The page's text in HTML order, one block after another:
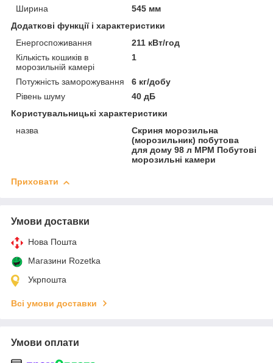
Ширина
545 мм
Додаткові функції і характеристики
Енергоспоживання
211 кВт/год
Кількість кошиків в
морозильній камері
1
Потужність заморожування
6 кг/добу
Рівень шуму
40 дБ
Користувальницькі характеристики
назва
Скриня морозильна
(морозильник) побутова
для дому 98 л MPM Побутові
морозильні камери
Приховати
Умови доставки
Нова Пошта
Магазини Rozetka
Укрпошта
Всі умови доставки
Умови оплати